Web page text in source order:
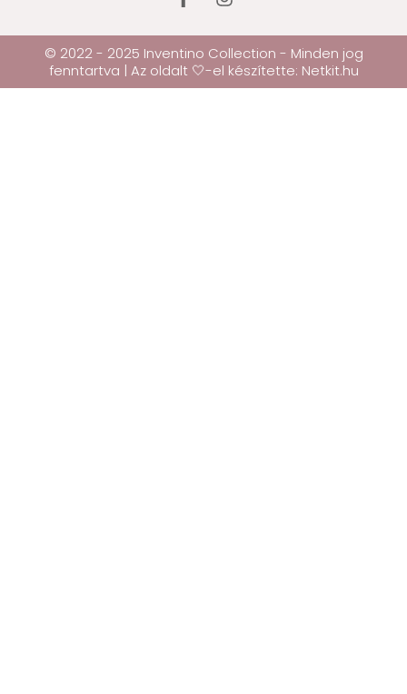
© 2022 - 2025 Inventino Collection - Minden jog
fenntartva | Az oldalt 🤍-el készítette: Netkit.hu